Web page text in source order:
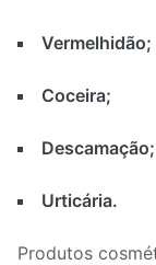
Vermelhidão;
Coceira;
Urticária.
Produtos